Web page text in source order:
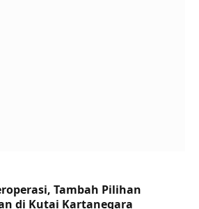
Tambah Pilihan
di Kutai Kartanegara